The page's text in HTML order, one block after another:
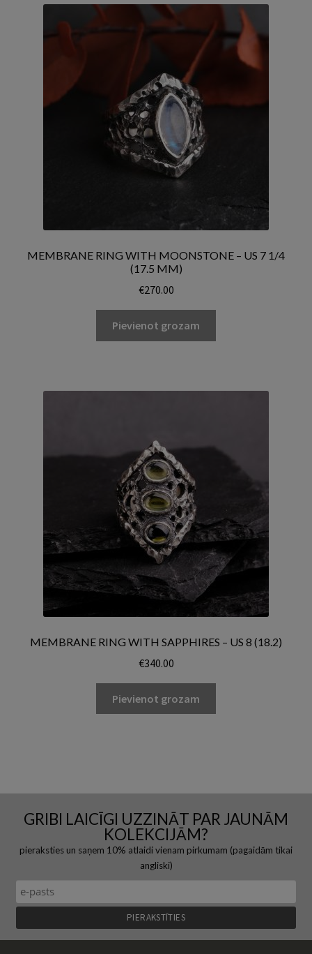
MEMBRANE RING WITH MOONSTONE – US 7 1/4
(17.5 MM)
€270.00
Pievienot grozam
MEMBRANE RING WITH SAPPHIRES – US 8 (18.2)
€340.00
Pievienot grozam
GRIBI LAICĪGI UZZINĀT PAR JAUNĀM
KOLEKCIJĀM?
pieraksties un saņem 10% atlaidi vienam pirkumam (pagaidām tikai
angliski)